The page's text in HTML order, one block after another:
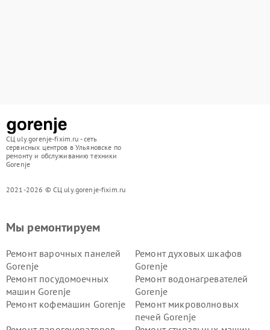
СЦ uly.gorenje-fixim.ru - сеть
сервисных центров в Ульяновске по
ремонту и обслуживанию техники
Gorenje
2021-2026 © СЦ uly.gorenje-fixim.ru
Мы ремонтируем
Ремонт варочных панелей
Gorenje
Ремонт духовых шкафов
Gorenje
Ремонт посудомоечных
машин Gorenje
Ремонт водонагревателей
Gorenje
Ремонт кофемашин Gorenje
Ремонт микроволновых
печей Gorenje